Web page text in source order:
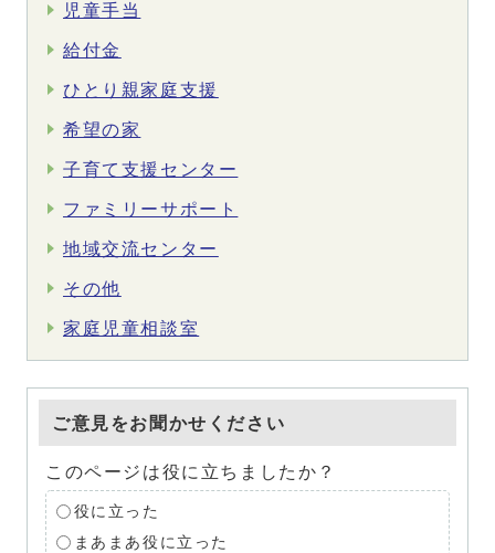
児童手当
給付金
ひとり親家庭支援
希望の家
子育て支援センター
ファミリーサポート
地域交流センター
その他
家庭児童相談室
ご意見をお聞かせください
このページは役に立ちましたか？
役に立った
まあまあ役に立った